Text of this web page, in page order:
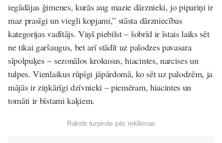
iegādājas ģimenes, kurās aug mazie dārznieki, jo pipariņi ir
maz prasīgi un viegli kopjami,” stāsta dārzniecības
kategorijas vadītājs. Viņš piebilst – šobrīd ir īstais laiks sēt
ne tikai garšaugus, bet arī stādīt uz palodzes pavasara
sīpolpuķes – sezonālos krokusus, hiacintes, narcises un
tulpes. Vienlaikus rūpīgi jāpārdomā, ko sēt uz palodzēm, ja
mājās ir ziņkārīgi dzīvnieki – piemēram, hiacintes un
tomāti ir bīstami kaķiem.
Raksts turpinās pēc reklāmas